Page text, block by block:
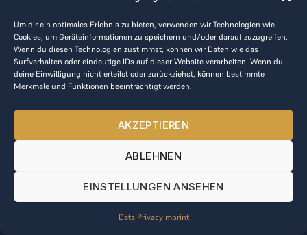
Um dir ein optimales Erlebnis zu bieten, verwenden wir Technologien wie
Cookies, um Geräteinformationen zu speichern und/oder darauf zuzugreifen.
Wenn du diesen Technologien zustimmst, können wir Daten wie das
Surfverhalten oder eindeutige IDs auf dieser Website verarbeiten. Wenn du
deine Einwilligung nicht erteilst oder zurückziehst, können bestimmte
Merkmale und Funktionen beeinträchtigt werden.
AKZEPTIEREN
ABLEHNEN
EINSTELLUNGEN ANSEHEN
Data PrivacyImprint
MAKE
BUSINESS
Terms & Conditions
Data Privacy
kontakt@the-loge.com
Our friendly team is here to help.
Mon-Fri from 8am to 5pm.
© 2025 The LOGE. All rights reserved.